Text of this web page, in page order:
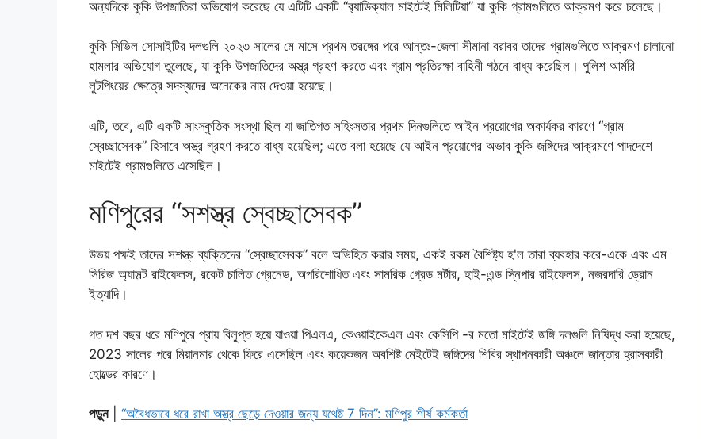
অন্যদিকে কুকি উপজাতিরা অভিযোগ করেছে যে এটিটি একটি “র‌্যাডিক্যাল মাইটেই মিলিটিয়া” যা কুকি গ্রামগুলিতে আক্রমণ করে চলেছে।
কুকি সিভিল সোসাইটির দলগুলি ২০২৩ সালের মে মাসে প্রথম তরঙ্গের পরে আন্তঃ-জেলা সীমানা বরাবর তাদের গ্রামগুলিতে আক্রমণ চালানো
হামলার অভিযোগ তুলেছে, যা কুকি উপজাতিদের অস্ত্র গ্রহণ করতে এবং গ্রাম প্রতিরক্ষা বাহিনী গঠনে বাধ্য করেছিল। পুলিশ আর্মরি
লুটপিংয়ের ক্ষেত্রে সদস্যদের অনেকের নাম দেওয়া হয়েছে।
এটি, তবে, এটি একটি সাংস্কৃতিক সংস্থা ছিল যা জাতিগত সহিংসতার প্রথম দিনগুলিতে আইন প্রয়োগের অকার্যকর কারণে “গ্রাম
স্বেচ্ছাসেবক” হিসাবে অস্ত্র গ্রহণ করতে বাধ্য হয়েছিল; এতে বলা হয়েছে যে আইন প্রয়োগের অভাব কুকি জঙ্গিদের আক্রমণে পাদদেশে
মাইটেই গ্রামগুলিতে এসেছিল।
মণিপুরের “সশস্ত্র স্বেচ্ছাসেবক”
উভয় পক্ষই তাদের সশস্ত্র ব্যক্তিদের “স্বেচ্ছাসেবক” বলে অভিহিত করার সময়, একই রকম বৈশিষ্ট্য হ'ল তারা ব্যবহার করে-একে এবং এম
সিরিজ অ্যাসল্ট রাইফেলস, রকেট চালিত গ্রেনেড, অপরিশোধিত এবং সামরিক গ্রেড মর্টার, হাই-এন্ড স্নিপার রাইফেলস, নজরদারি ড্রোন
ইত্যাদি।
গত দশ বছর ধরে মণিপুরে প্রায় বিলুপ্ত হয়ে যাওয়া পিএলএ, কেওয়াইকেএল এবং কেসিপি -র মতো মাইটেই জঙ্গি দলগুলি নিষিদ্ধ করা হয়েছে,
2023 সালের পরে মিয়ানমার থেকে ফিরে এসেছিল এবং কয়েকজন অবশিষ্ট মেইটেই জঙ্গিদের শিবির স্থাপনকারী অঞ্চলে জান্তার হ্রাসকারী
হোল্ডের কারণে।
পড়ুন| “অবৈধভাবে ধরে রাখা অস্ত্র ছেড়ে দেওয়ার জন্য যথেষ্ট 7 দিন”: মণিপুর শীর্ষ কর্মকর্তা